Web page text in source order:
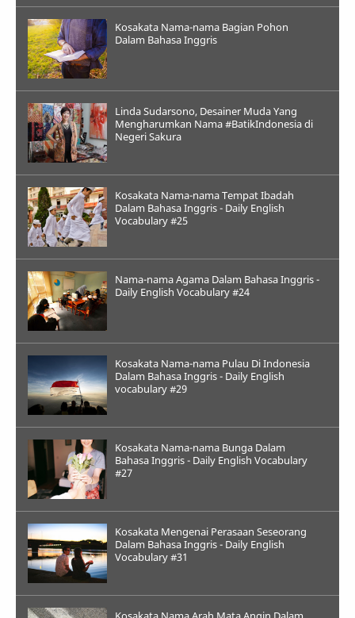
Kosakata Nama-nama Bagian Pohon
Dalam Bahasa Inggris
Linda Sudarsono, Desainer Muda Yang
Mengharumkan Nama #BatikIndonesia di
Negeri Sakura
Kosakata Nama-nama Tempat Ibadah
Dalam Bahasa Inggris - Daily English
Vocabulary #25
Nama-nama Agama Dalam Bahasa Inggris -
Daily English Vocabulary #24
Kosakata Nama-nama Pulau Di Indonesia
Dalam Bahasa Inggris - Daily English
vocabulary #29
Kosakata Nama-nama Bunga Dalam
Bahasa Inggris - Daily English Vocabulary
#27
Kosakata Mengenai Perasaan Seseorang
Dalam Bahasa Inggris - Daily English
Vocabulary #31